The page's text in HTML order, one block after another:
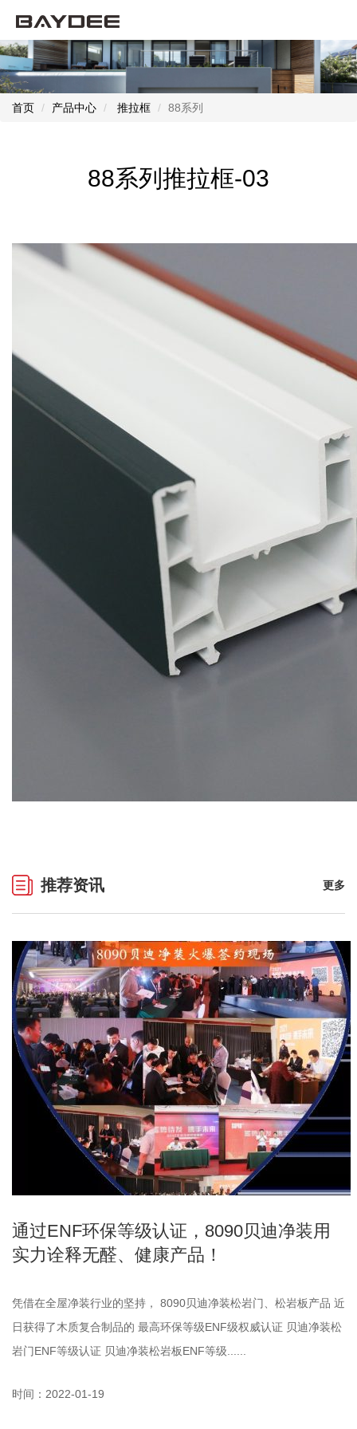
首页 产品中心 推拉框 88系列
88系列推拉框-03
推荐资讯 更多
通过ENF环保等级认证，8090贝迪净装用
实力诠释无醛、健康产品！
凭借在全屋净装行业的坚持， 8090贝迪净装松岩门、松岩板产品 近
日获得了木质复合制品的 最高环保等级ENF级权威认证 贝迪净装松
岩门ENF等级认证 贝迪净装松岩板ENF等级......
时间：2022-01-19